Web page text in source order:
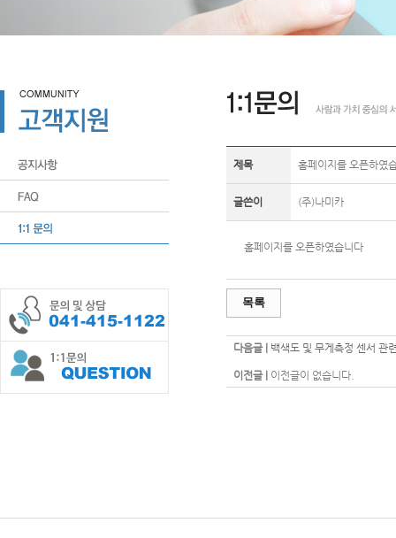
제목 홈페이지를 오픈하였
글쓴이 (주)나미카
홈페이지를 오픈하였습니다
목록
다음글 | 백색도 및 무게측정 센서 관
이전글 | 이전글이 없습니다.